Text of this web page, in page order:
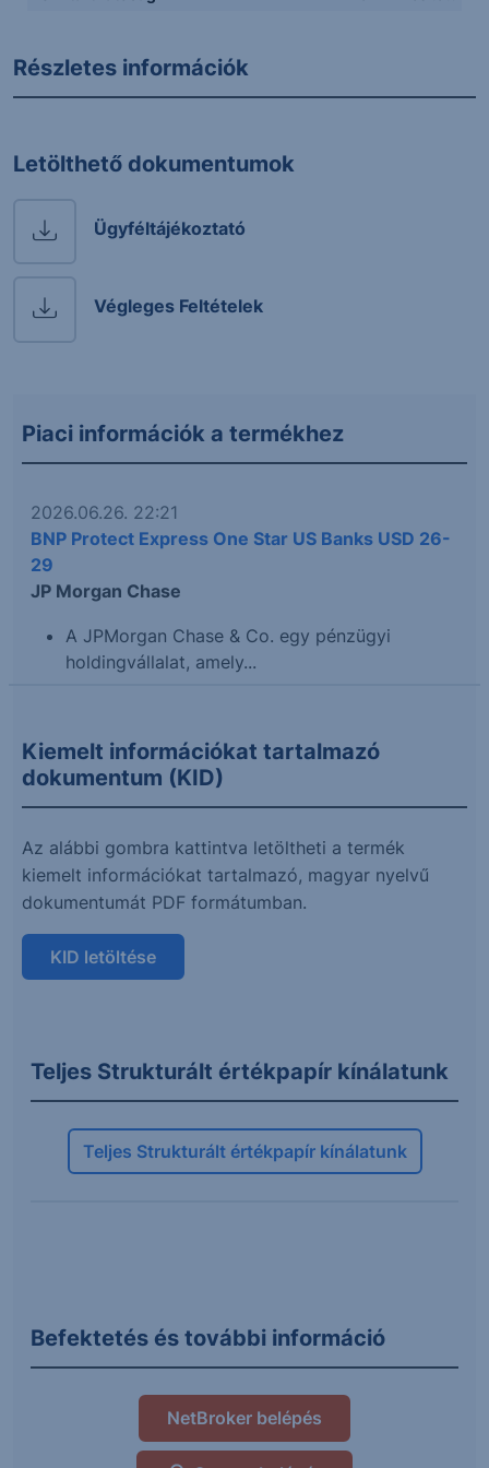
Részletes információk
Letölthető dokumentumok
Ügyféltájékoztató
Végleges Feltételek
Piaci információk a termékhez
2026.06.26. 22:21
BNP Protect Express One Star US Banks USD 26-
29
JP Morgan Chase
A JPMorgan Chase & Co. egy pénzügyi
holdingvállalat, amely...
Kiemelt információkat tartalmazó
dokumentum (KID)
Az alábbi gombra kattintva letöltheti a termék
kiemelt információkat tartalmazó, magyar nyelvű
dokumentumát PDF formátumban.
KID letöltése
Teljes Strukturált értékpapír kínálatunk
Teljes Strukturált értékpapír kínálatunk
Befektetés és további információ
NetBroker belépés